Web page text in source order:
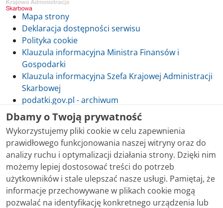
Mapa strony
Deklaracja dostępności serwisu
Polityka cookie
Klauzula informacyjna Ministra Finansów i
Gospodarki
Klauzula informacyjna Szefa Krajowej Administracji
Skarbowej
podatki.gov.pl - archiwum
Skontaktuj się z nami
Treści zamieszczone w serwisie udostępniamy
bezpłatnie. Korzystanie z treści opublikowanych w
serwisie podatki.gov.pl, niezależnie od celu i sposobu
Dbamy o Twoją prywatność
Wykorzystujemy pliki cookie w celu zapewnienia
prawidłowego funkcjonowania naszej witryny oraz do
analizy ruchu i optymalizacji działania strony. Dzięki nim
możemy lepiej dostosować treści do potrzeb
użytkowników i stale ulepszać nasze usługi. Pamiętaj, że
informacje przechowywane w plikach cookie mogą
pozwalać na identyfikację konkretnego urządzenia lub